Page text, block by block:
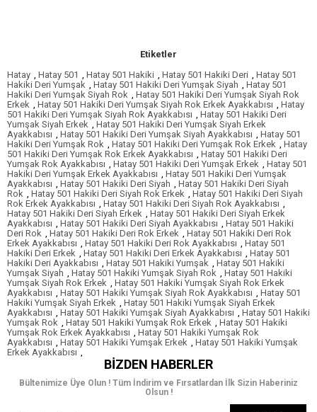
Etiketler
Hatay
Hatay 501 Hatay 501 Hakiki Hatay 501 Hakiki Deri
Hatay 501
Hakiki Deri Yumşak
Hatay 501 Hakiki Deri Yumşak Siyah
Hatay 501
Hakiki Deri Yumşak Siyah Rok
Hatay 501 Hakiki Deri Yumşak Siyah Rok
Erkek
Hatay 501 Hakiki Deri Yumşak Siyah Rok Erkek Ayakkabısı
Hatay
501 Hakiki Deri Yumşak Siyah Rok Ayakkabısı
Hatay 501 Hakiki Deri
Yumşak Siyah Erkek
Hatay 501 Hakiki Deri Yumşak Siyah Erkek
Ayakkabısı
Hatay 501 Hakiki Deri Yumşak Siyah Ayakkabısı
Hatay 501
Hakiki Deri Yumşak Rok
Hatay 501 Hakiki Deri Yumşak Rok Erkek
Hatay
501 Hakiki Deri Yumşak Rok Erkek Ayakkabısı
Hatay 501 Hakiki Deri
Yumşak Rok Ayakkabısı
Hatay 501 Hakiki Deri Yumşak Erkek
Hatay 501
Hakiki Deri Yumşak Erkek Ayakkabısı
Hatay 501 Hakiki Deri Yumşak
Ayakkabısı
Hatay 501 Hakiki Deri Siyah
Hatay 501 Hakiki Deri Siyah
Rok
Hatay 501 Hakiki Deri Siyah Rok Erkek
Hatay 501 Hakiki Deri Siyah
Rok Erkek Ayakkabısı
Hatay 501 Hakiki Deri Siyah Rok Ayakkabısı
Hatay 501 Hakiki Deri Siyah Erkek
Hatay 501 Hakiki Deri Siyah Erkek
Ayakkabısı
Hatay 501 Hakiki Deri Siyah Ayakkabısı
Hatay 501 Hakiki
Deri Rok
Hatay 501 Hakiki Deri Rok Erkek
Hatay 501 Hakiki Deri Rok
Erkek Ayakkabısı
Hatay 501 Hakiki Deri Rok Ayakkabısı
Hatay 501
Hakiki Deri Erkek
Hatay 501 Hakiki Deri Erkek Ayakkabısı
Hatay 501
Hakiki Deri Ayakkabısı
Hatay 501 Hakiki Yumşak
Hatay 501 Hakiki
Yumşak Siyah
Hatay 501 Hakiki Yumşak Siyah Rok
Hatay 501 Hakiki
Yumşak Siyah Rok Erkek
Hatay 501 Hakiki Yumşak Siyah Rok Erkek
Ayakkabısı
Hatay 501 Hakiki Yumşak Siyah Rok Ayakkabısı
Hatay 501
Hakiki Yumşak Siyah Erkek
Hatay 501 Hakiki Yumşak Siyah Erkek
Ayakkabısı
Hatay 501 Hakiki Yumşak Siyah Ayakkabısı
Hatay 501 Hakiki
Yumşak Rok
Hatay 501 Hakiki Yumşak Rok Erkek
Hatay 501 Hakiki
Yumşak Rok Erkek Ayakkabısı
Hatay 501 Hakiki Yumşak Rok
Ayakkabısı
Hatay 501 Hakiki Yumşak Erkek
Hatay 501 Hakiki Yumşak
Erkek Ayakkabısı
BIZDEN HABERLER
Bültenimize Üye Olun ! Tüm İndirim ve Fırsatlardan İlk Sizin Haberiniz
Olsun !